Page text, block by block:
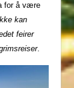
for å være
kan
feirer
.